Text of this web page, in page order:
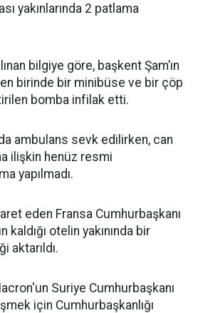
yakınlarında 2 patlama
bilgiye göre, başkent Şam’ın
birinde bir minibüse ve bir çöp
bomba infilak etti.
ambulans sevk edilirken, can
ilişkin henüz resmi
yapılmadı.
eden Fransa Cumhurbaşkanı
otelin yakınında bir
aktarıldı.
Suriye Cumhurbaşkanı
için Cumhurbaşkanlığı